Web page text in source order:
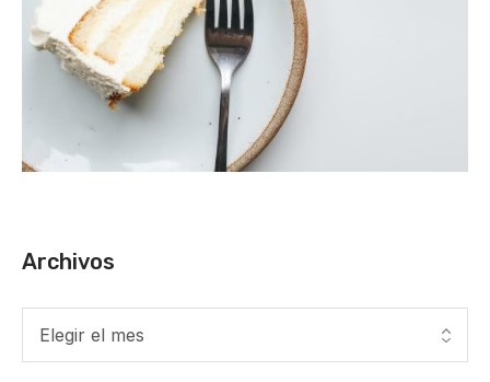
Archivos